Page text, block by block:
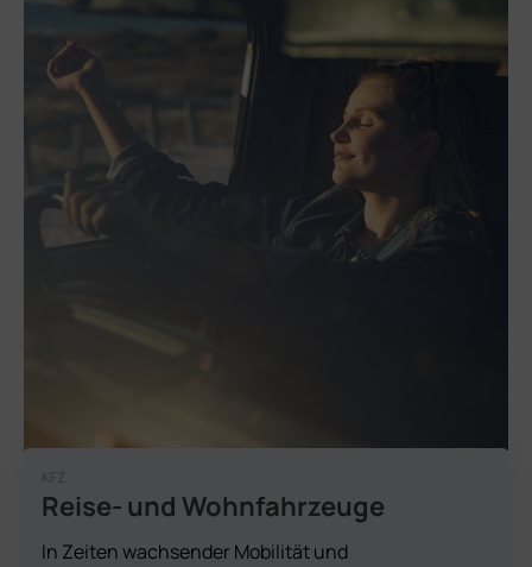
KFZ
Reise- und Wohnfahrzeuge
In Zeiten wachsender Mobilität und